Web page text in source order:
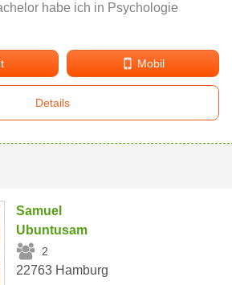
habe ich in Psychologie
Mobil
Details
Samuel
Ubuntusam
2
22763 Hamburg